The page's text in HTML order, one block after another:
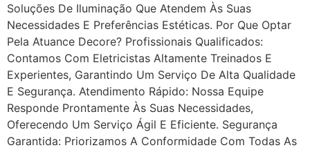
Soluções De Iluminação Que Atendem Às Suas
Necessidades E Preferências Estéticas. Por Que Optar
Pela Atuance Decore? Profissionais Qualificados:
Contamos Com Eletricistas Altamente Treinados E
Experientes, Garantindo Um Serviço De Alta Qualidade
E Segurança. Atendimento Rápido: Nossa Equipe
Responde Prontamente Às Suas Necessidades,
Oferecendo Um Serviço Ágil E Eficiente. Segurança
Garantida: Priorizamos A Conformidade Com Todas As